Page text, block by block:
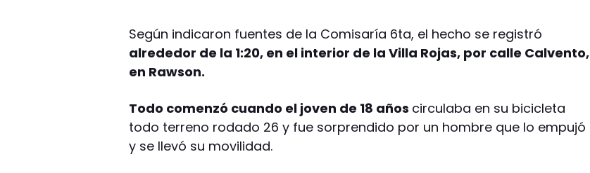
Según indicaron fuentes de la Comisaría 6ta, el hecho se registró
alrededor de la 1:20, en el interior de la Villa Rojas, por calle Calvento,
en Rawson.
Todo comenzó cuando el joven de 18 años circulaba en su bicicleta
todo terreno rodado 26 y fue sorprendido por un hombre que lo empujó
y se llevó su movilidad.